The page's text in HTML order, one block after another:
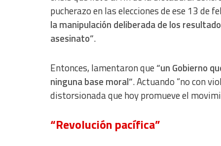
pucherazo en las elecciones de ese 13 de
la manipulación deliberada de los
asesinato”.
Entonces, lamentaron que“un Gobierno
ninguna base moral”. Actuando “no con
distorsionada que hoy promueve el
“Revolución pacífica”
Use limited data to select content
IAB Special Features:
Use precise geolocation data
Identify devices based on information actively requested
Non-IAB processing purposes: